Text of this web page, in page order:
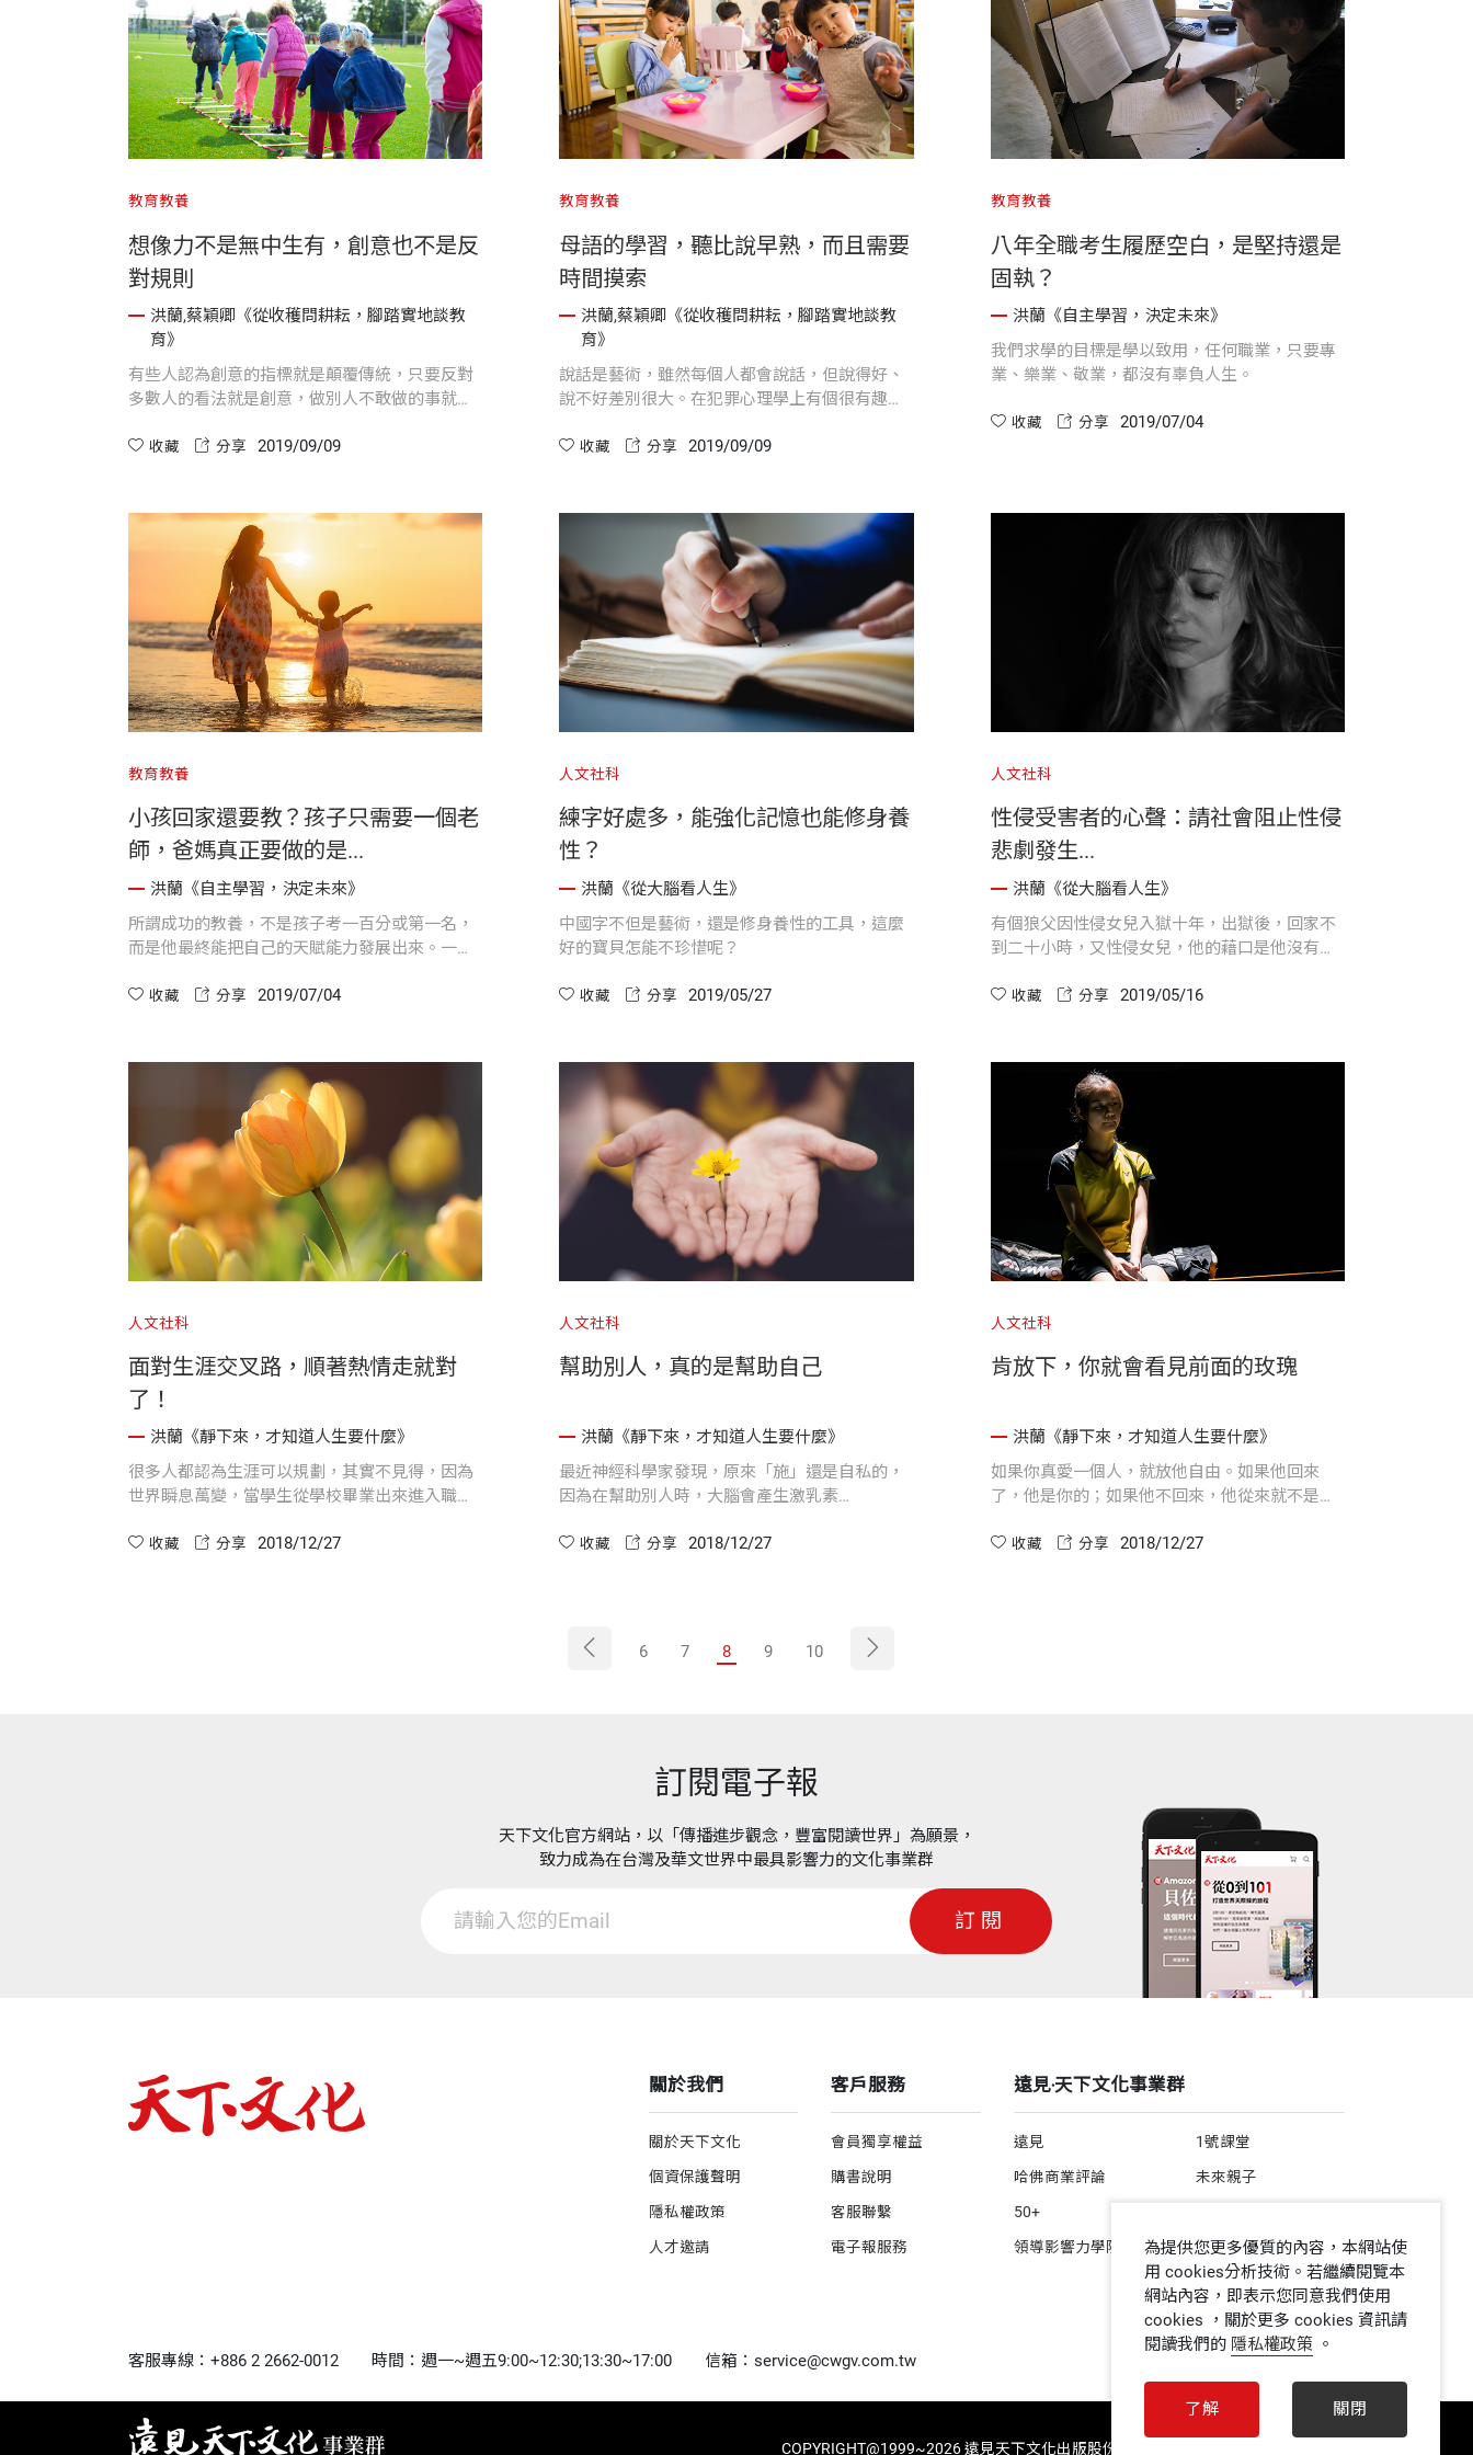
教育教養
想像力不是無中生有，創意也不是反
對規則
洪蘭,蔡穎卿《從收穫問耕耘，腳踏實地談教
育》
有些人認為創意的指標就是顛覆傳統，只要反對
多數人的看法就是創意，做別人不敢做的事就有
收藏 分享 2019/09/09
教育教養
母語的學習，聽比說早熟，而且需要
時間摸索
洪蘭,蔡穎卿《從收穫問耕耘，腳踏實地談教
育》
說話是藝術，雖然每個人都會說話，但說得好、
說不好差別很大。在犯罪心理學上有個很有趣的
收藏 分享 2019/09/09
教育教養
八年全職考生履歷空白，是堅持還是
固執？
洪蘭《自主學習，決定未來》
我們求學的目標是學以致用，任何職業，只要專
業、樂業、敬業，都沒有辜負人生。
收藏 分享 2019/07/04
教育教養
小孩回家還要教？孩子只需要一個老
師，爸媽真正要做的是...
洪蘭《自主學習，決定未來》
所謂成功的教養，不是孩子考一百分或第一名，
而是他最終能把自己的天賦能力發展出來。一個
真諦。
收藏 分享 2019/07/04
人文社科
練字好處多，能強化記憶也能修身養
性？
洪蘭《從大腦看人生》
中國字不但是藝術，還是修身養性的工具，這麼
好的寶貝怎能不珍惜呢？
收藏 分享 2019/05/27
人文社科
性侵受害者的心聲：請社會阻止性侵
悲劇發生...
洪蘭《從大腦看人生》
有個狼父因性侵女兒入獄十年，出獄後，回家不
到二十小時，又性侵女兒，他的藉口是他沒有控
收藏 分享 2019/05/16
人文社科
面對生涯交叉路，順著熱情走就對
了！
洪蘭《靜下來，才知道人生要什麼》
很多人都認為生涯可以規劃，其實不見得，因為
世界瞬息萬變，當學生從學校畢業出來進入職場
礙機會的獲取。
收藏 分享 2018/12/27
人文社科
幫助別人，真的是幫助自己
洪蘭《靜下來，才知道人生要什麼》
最近神經科學家發現，原來「施」還是自私的，
因為在幫助別人時，大腦會產生激乳素
（dopamine）及腦內啡（endorphin）的分泌，
收藏 分享 2018/12/27
人文社科
肯放下，你就會看見前面的玫瑰
洪蘭《靜下來，才知道人生要什麼》
如果你真愛一個人，就放他自由。如果他回來
了，他是你的；如果他不回來，他從來就不是你
收藏 分享 2018/12/27
6 7 8 9 10
訂閱電子報
天下文化官方網站，以「傳播進步觀念，豐富閱讀世界」為願景，
致力成為在台灣及華文世界中最具影響力的文化事業群
訂閱
關於我們
關於天下文化
個資保護聲明
隱私權政策
人才邀請
客戶服務
會員獨享權益
購書說明
客服聯繫
電子報服務
遠見‧天下文化事業群
遠見
哈佛商業評論
50+
領導影響力學院
1號課堂
未來親子
客服專線：+886 2 2662-0012 時間：週一~週五9:00~12:30;13:30~17:00 信箱：service@cwgv.com.tw
COPYRIGHT@1999~2026 遠見天下文化出版股份有限公司 ALL RIGHTS RESERVED
為提供您更多優質的內容，本網站使
用 cookies分析技術。若繼續閱覽本
網站內容，即表示您同意我們使用
cookies ，關於更多 cookies 資訊請
閱讀我們的 隱私權政策 。
了解 關閉